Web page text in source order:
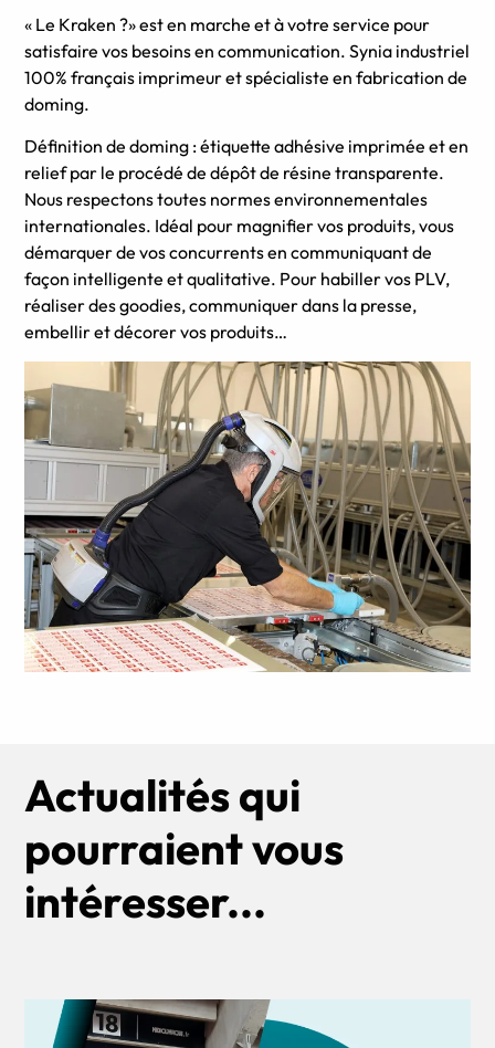
« Le Kraken ?» est en marche et à votre service pour
satisfaire vos besoins en communication. Synia industriel
100% français imprimeur et spécialiste en fabrication de
doming.
Définition de doming : étiquette adhésive imprimée et en
relief par le procédé de dépôt de résine transparente.
Nous respectons toutes normes environnementales
internationales. Idéal pour magnifier vos produits, vous
démarquer de vos concurrents en communiquant de
façon intelligente et qualitative. Pour habiller vos PLV,
réaliser des goodies, communiquer dans la presse,
embellir et décorer vos produits…
Actualités qui
pourraient vous
intéresser...